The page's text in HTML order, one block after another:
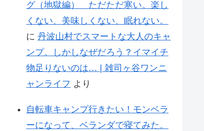
グ（地獄編） ただただ寒い。楽し
くない、美味しくない、眠れない。
に 丹波山村でスマートな大人のキャ
ンプ。しかしなぜだろう？イマイチ
物足りないのは… | 雑司ヶ谷ワンニ
ャンライフ より
自転車キャンプ行きたい！モンベラ
ーになって、ベランダで寝てみた。